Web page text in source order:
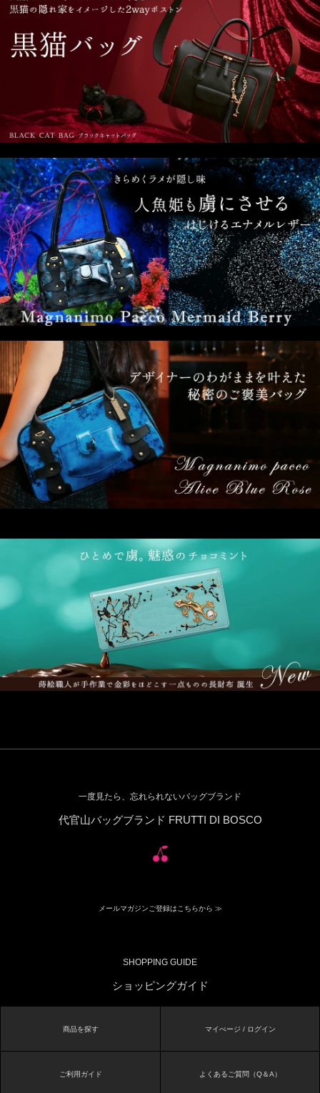
一度見たら、忘れられないバッグブランド
代官山バッグブランド FRUTTI DI BOSCO
メールマガジンご登録はこちらから ≫
SHOPPING GUIDE
ショッピングガイド
商品を探す マイぺージ / ログイン
ご利用ガイド よくあるご質問（Q＆A）